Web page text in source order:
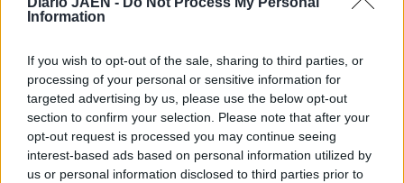
Information
If you wish to opt-out of the sale, sharing to third parties, or
processing of your personal or sensitive information for
targeted advertising by us, please use the below opt-out
section to confirm your selection. Please note that after your
opt-out request is processed you may continue seeing
interest-based ads based on personal information utilized by
us or personal information disclosed to third parties prior to
- Ana López García
Cruces de la Orden del Mérito de la Guardia Civil. - Juan
Pedro Quesada Ortega - Cándido Alonso Díaz - Francisco
Fontecha Moreno - Tomás Pinel Vizcaíno - José Calvache
Pamos - Mario Ventaja Martínez - Pedro Carlos Ávalos
Tamargo - José Manuel Ramírez Robles - Luis Perabá